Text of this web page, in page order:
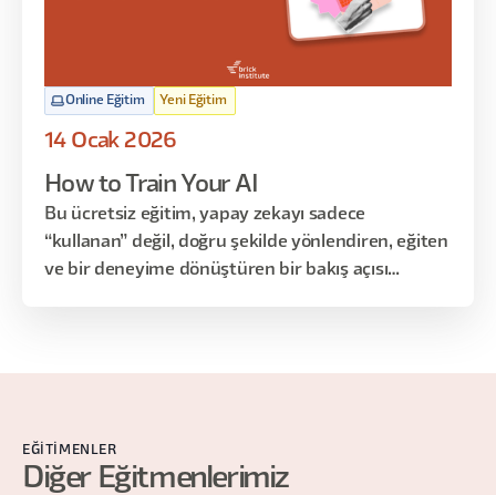
Online Eğitim Yeni Eğitim
14 Ocak 2026
How to Train Your AI
Bu ücretsiz eğitim, yapay zekayı sadece
“kullanan” değil, doğru şekilde yönlendiren, eğiten
ve bir deneyime dönüştüren bir bakış açısı
etkileşimi birlikte ele alınır.
EĞITIMENLER
Diğer Eğitmenlerimiz